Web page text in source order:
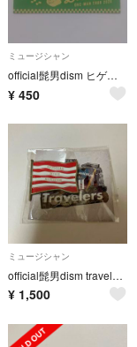
ミュージシャン
official髭男dism ヒゲダン ステッカー シール
¥ 450
ミュージシャン
official髭男dism travelers 金属バッジ ピンバッピ
¥ 1,500